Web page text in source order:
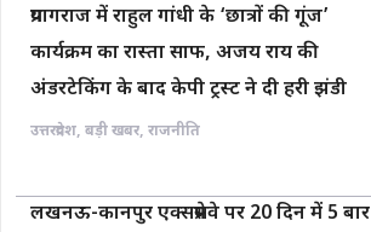
प्रयागराज में राहुल गांधी के ‘छात्रों की गूंज’
कार्यक्रम का रास्ता साफ, अजय राय की
अंडरटेकिंग के बाद केपी ट्रस्ट ने दी हरी झंडी
उत्तरप्रदेश, बड़ी खबर, राजनीति
लखनऊ-कानपुर एक्सप्रेसवे पर 20 दिन में 5 बार